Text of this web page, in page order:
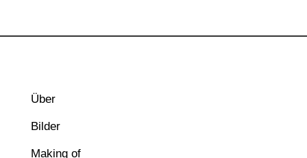
Über
Bilder
Making of